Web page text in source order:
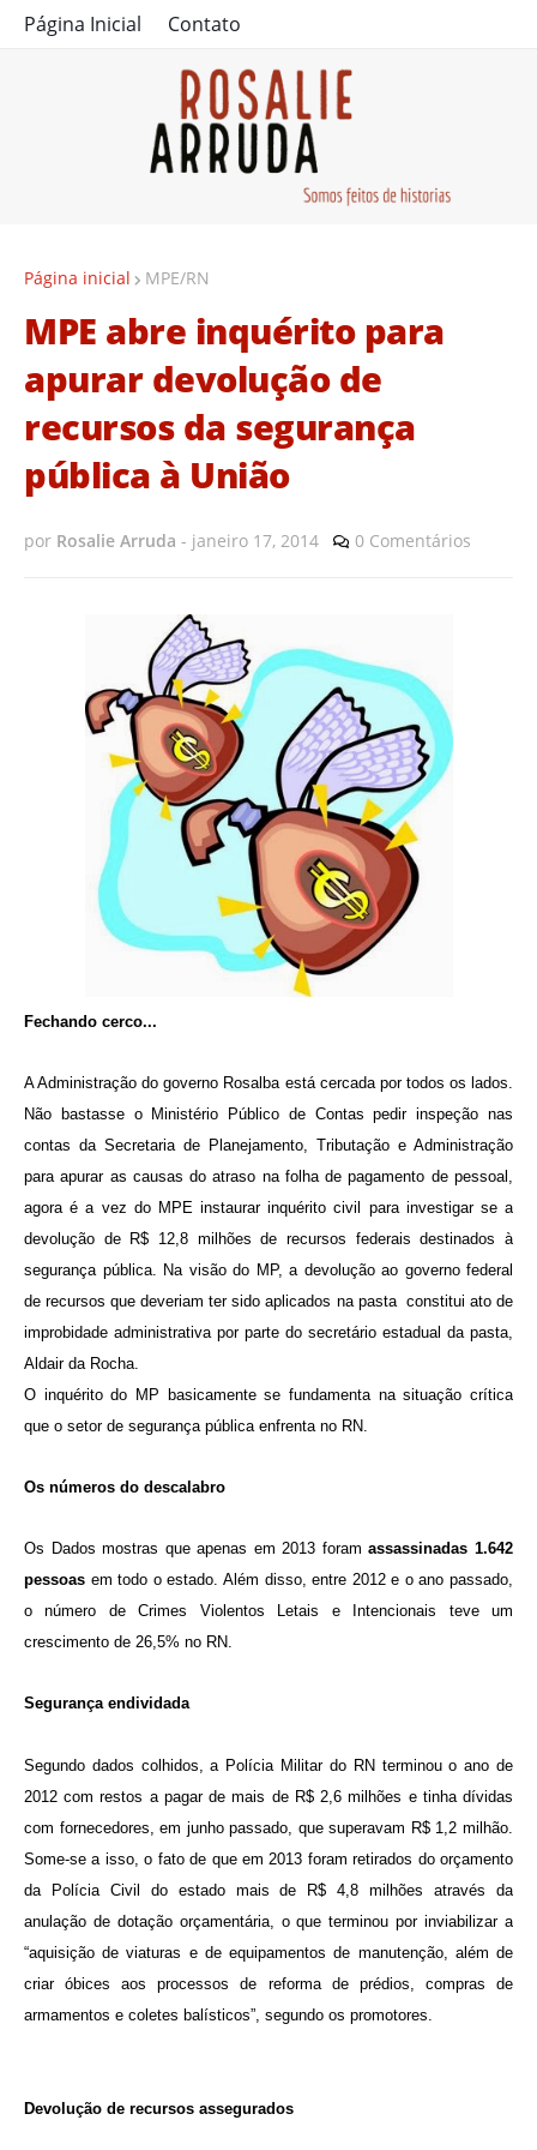
Página Inicial Contato
Página inicial MPE/RN
MPE abre inquérito para
apurar devolução de
recursos da segurança
pública à União
por Rosalie Arruda - janeiro 17, 2014 0 Comentários
Fechando cerco...
A Administração do governo Rosalba está cercada por todos os lados.
Não bastasse o Ministério Público de Contas pedir inspeção nas
contas da Secretaria de Planejamento, Tributação e Administração
para apurar as causas do atraso na folha de pagamento de pessoal,
agora é a vez do MPE instaurar inquérito civil para investigar se a
devolução de R$ 12,8 milhões de recursos federais destinados à
segurança pública. Na visão do MP, a devolução ao governo federal
de recursos que deveriam ter sido aplicados na pasta constitui ato de
improbidade administrativa por parte do secretário estadual da pasta,
Aldair da Rocha.
O inquérito do MP basicamente se fundamenta na situação crítica
que o setor de segurança pública enfrenta no RN.
Os números do descalabro
Os Dados mostras que apenas em 2013 foramassassinadas 1.642
pessoas em todo o estado. Além disso, entre 2012 e o ano passado,
o número de Crimes Violentos Letais e Intencionais teve um
crescimento de 26,5% no RN.
Segurança endividada
Segundo dados colhidos, a Polícia Militar do RN terminou o ano de
2012 com restos a pagar de mais de R$ 2,6 milhões e tinha dívidas
com fornecedores, em junho passado, que superavam R$ 1,2 milhão.
Some-se a isso, o fato de que em 2013 foram retirados do orçamento
da Polícia Civil do estado mais de R$ 4,8 milhões através da
anulação de dotação orçamentária, o que terminou por inviabilizar a
“aquisição de viaturas e de equipamentos de manutenção, além de
criar óbices aos processos de reforma de prédios, compras de
armamentos e coletes balísticos”, segundo os promotores.
Devolução de recursos assegurados